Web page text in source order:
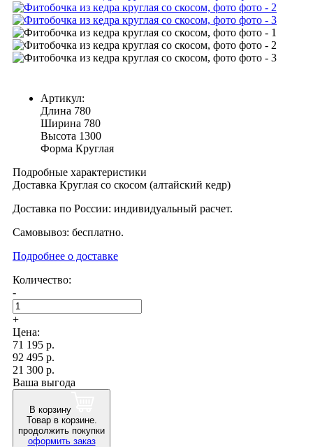
Артикул:
Длина 780
Ширина 780
Высота 1300
Форма Круглая
Подробные характеристики
Доставка Круглая со скосом (алтайский кедр)
Доставка по России: индивидуальный расчет.
Самовывоз: бесплатно.
Подробнее о доставке
Количество:
-
+
Цена:
71 195 р.
92 495 р.
21 300 р.
Ваша выгода
В корзину
Товар в корзине.
продолжить покупки
оформить заказ